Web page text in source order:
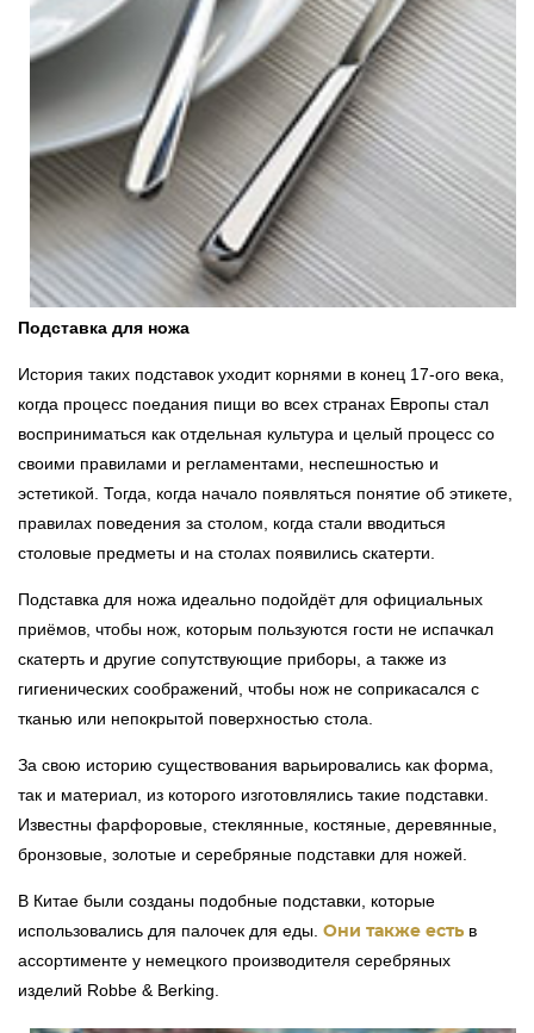
Подставка для ножа
История таких подставок уходит корнями в конец 17-ого века,
когда процесс поедания пищи во всех странах Европы стал
восприниматься как отдельная культура и целый процесс со
своими правилами и регламентами, неспешностью и
эстетикой. Тогда, когда начало появляться понятие об этикете,
правилах поведения за столом, когда стали вводиться
столовые предметы и на столах появились скатерти.
Подставка для ножа идеально подойдёт для официальных
приёмов, чтобы нож, которым пользуются гости не испачкал
скатерть и другие сопутствующие приборы, а также из
гигиенических соображений, чтобы нож не соприкасался с
тканью или непокрытой поверхностью стола.
За свою историю существования варьировались как форма,
так и материал, из которого изготовлялись такие подставки.
Известны фарфоровые, стеклянные, костяные, деревянные,
бронзовые, золотые и серебряные подставки для ножей.
В Китае были созданы подобные подставки, которые
использовались для палочек для еды. Они также есть в
ассортименте у немецкого производителя серебряных
изделий Robbe & Berking.